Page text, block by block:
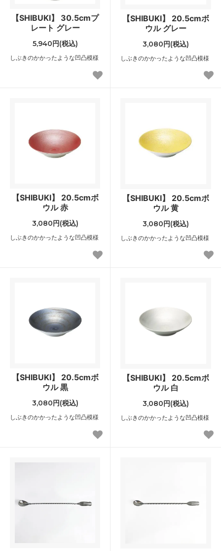
【SHIBUKI】 30.5cmプ
レート グレー
5,940円(税込)
しぶきのかかったような凹凸模様
【SHIBUKI】 20.5cmボ
ウル グレー
3,080円(税込)
しぶきのかかったような凹凸模様
【SHIBUKI】 20.5cmボ
ウル 赤
3,080円(税込)
しぶきのかかったような凹凸模様
【SHIBUKI】 20.5cmボ
ウル 黄
3,080円(税込)
しぶきのかかったような凹凸模様
【SHIBUKI】 20.5cmボ
ウル 黒
3,080円(税込)
しぶきのかかったような凹凸模様
【SHIBUKI】 20.5cmボ
ウル 白
3,080円(税込)
しぶきのかかったような凹凸模様